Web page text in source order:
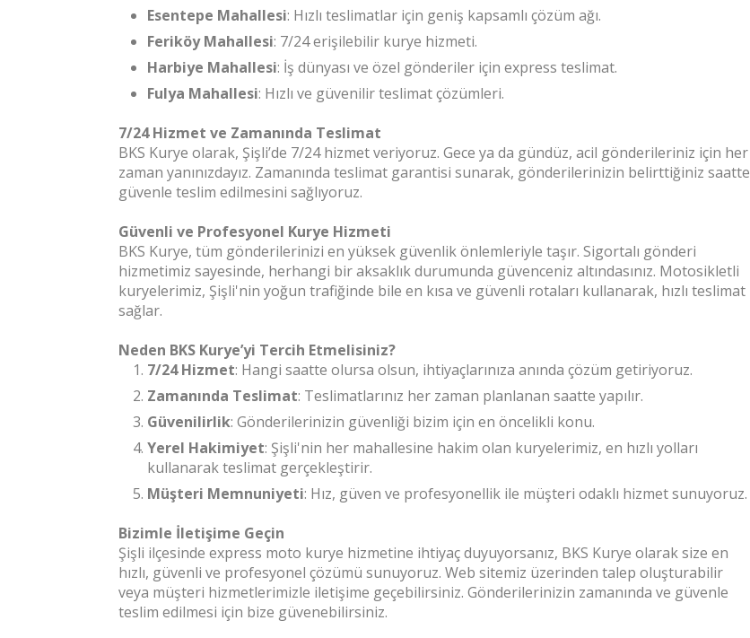
Esentepe Mahallesi: Hızlı teslimatlar için geniş kapsamlı çözüm ağı.
Feriköy Mahallesi: 7/24 erişilebilir kurye hizmeti.
Harbiye Mahallesi: İş dünyası ve özel gönderiler için express teslimat.
Fulya Mahallesi: Hızlı ve güvenilir teslimat çözümleri.
7/24 Hizmet ve Zamanında Teslimat
BKS Kurye olarak, Şişli’de 7/24 hizmet veriyoruz. Gece ya da gündüz, acil gönderileriniz için her
zaman yanınızdayız. Zamanında teslimat garantisi sunarak, gönderilerinizin belirttiğiniz saatte
güvenle teslim edilmesini sağlıyoruz.
Güvenli ve Profesyonel Kurye Hizmeti
BKS Kurye, tüm gönderilerinizi en yüksek güvenlik önlemleriyle taşır. Sigortalı gönderi
hizmetimiz sayesinde, herhangi bir aksaklık durumunda güvenceniz altındasınız. Motosikletli
kuryelerimiz, Şişli'nin yoğun trafiğinde bile en kısa ve güvenli rotaları kullanarak, hızlı teslimat
sağlar.
Neden BKS Kurye’yi Tercih Etmelisiniz?
7/24 Hizmet: Hangi saatte olursa olsun, ihtiyaçlarınıza anında çözüm getiriyoruz.
Zamanında Teslimat: Teslimatlarınız her zaman planlanan saatte yapılır.
Güvenilirlik: Gönderilerinizin güvenliği bizim için en öncelikli konu.
Yerel Hakimiyet: Şişli'nin her mahallesine hakim olan kuryelerimiz, en hızlı yolları
kullanarak teslimat gerçekleştirir.
Müşteri Memnuniyeti: Hız, güven ve profesyonellik ile müşteri odaklı hizmet sunuyoruz.
Bizimle İletişime Geçin
Şişli ilçesinde express moto kurye hizmetine ihtiyaç duyuyorsanız, BKS Kurye olarak size en
hızlı, güvenli ve profesyonel çözümü sunuyoruz. Web sitemiz üzerinden talep oluşturabilir
veya müşteri hizmetlerimizle iletişime geçebilirsiniz. Gönderilerinizin zamanında ve güvenle
teslim edilmesi için bize güvenebilirsiniz.